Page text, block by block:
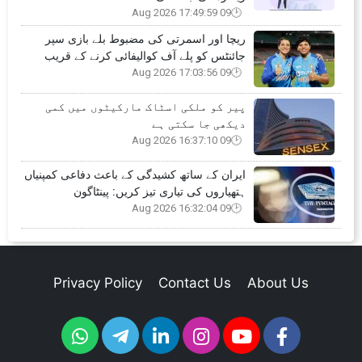
09 Aug 2026 17:49:59
ریچا اور اسمرتی کی مضبوط بلے بازی سپر
جائنٹس کو پلے آف کوالیفائی کرنے کے قریب
09 Aug 2026 17:03:56
پیر کو ملکی اسٹاک مارکیٹوں میں کمی
دیکھی جا سکتی ہے
09 Aug 2026 16:37:10
ایران کے ساتھ کشیدگی کے باعث دفاعی کمپنیاں
ہتھیاروں کی تیاری تیز کریں: پینٹاگون
09 Aug 2026 16:32:04
About Us
Contact Us
Privacy Policy